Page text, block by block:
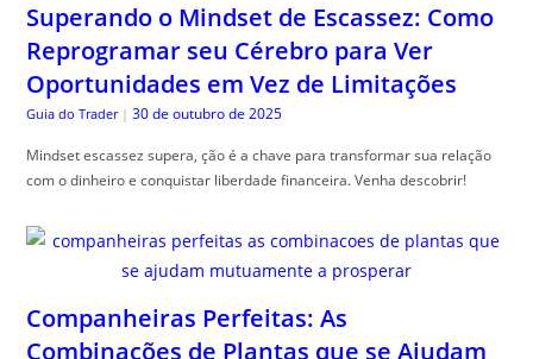
Superando o Mindset de Escassez: Como
Reprogramar seu Cérebro para Ver
Oportunidades em Vez de Limitações
Guia do Trader | 30 de outubro de 2025
Mindset escassez supera, ção é a chave para transformar sua relação
com o dinheiro e conquistar liberdade financeira. Venha descobrir!
Companheiras Perfeitas: As
Combinações de Plantas que se Ajudam